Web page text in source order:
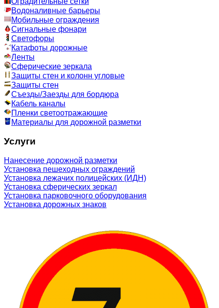
Водоналивные барьеры
Мобильные ограждения
Сигнальные фонари
Светофоры
Катафоты дорожные
Ленты
Сферические зеркала
Защиты стен и колонн угловые
Защиты стен
Съезды/Заезды для бордюра
Кабель каналы
Пленки светоотражающие
Материалы для дорожной разметки
Услуги
Нанесение дорожной разметки
Установка пешеходных ограждений
Установка лежачих полицейских (ИДН)
Установка сферических зеркал
Установка парковочного оборудования
Установка дорожных знаков